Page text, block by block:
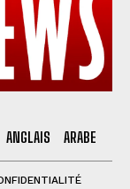
ANGLAIS ARABE